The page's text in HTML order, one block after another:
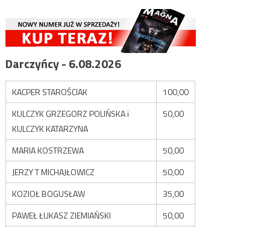
Darczyńcy - 6.08.2026
KACPER STAROŚCIAK
100,00
KULCZYK GRZEGORZ POLIŃSKA i
KULCZYK KATARZYNA
50,00
MARIA KOSTRZEWA
50,00
JERZY T MICHAJŁOWICZ
50,00
KOZIOŁ BOGUSŁAW
35,00
PAWEŁ ŁUKASZ ZIEMIAŃSKI
50,00